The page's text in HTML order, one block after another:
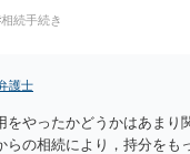
続手続き
護士
をやったかどうかはあまり
らの相続により，持分をも